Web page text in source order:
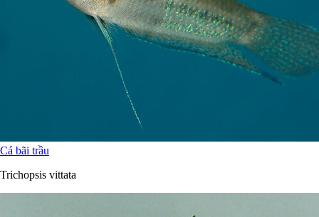
Cá bãi trầu
Trichopsis vittata